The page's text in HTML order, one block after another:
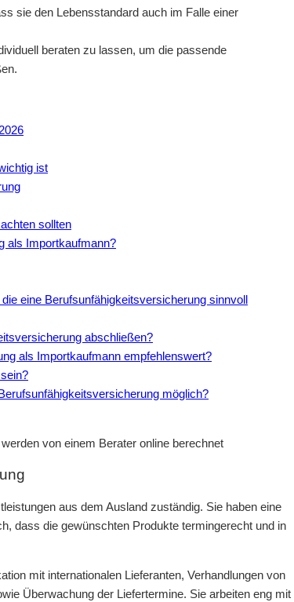
sie den Lebensstandard auch im Falle einer
beraten zu lassen, um die passende
ist
sollten
als Importkaufmann?
eine Berufsunfähigkeitsversicherung sinnvoll
abschließen?
als Importkaufmann empfehlenswert?
möglich?
von einem Berater online berechnet
aus dem Ausland zuständig. Sie haben eine
dass die gewünschten Produkte termingerecht und in
mit internationalen Lieferanten, Verhandlungen von
Überwachung der Liefertermine. Sie arbeiten eng mit